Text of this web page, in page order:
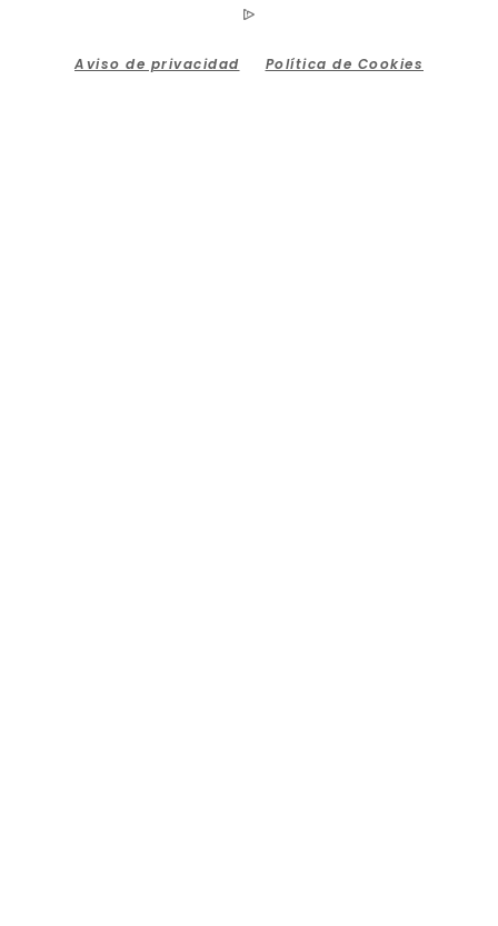
Aviso de privacidad Política de Cookies